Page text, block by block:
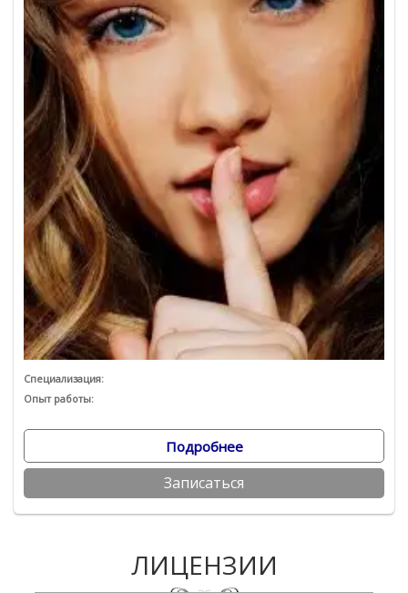
Специализация:
Опыт работы:
Подробнее
Записаться
ЛИЦЕНЗИИ